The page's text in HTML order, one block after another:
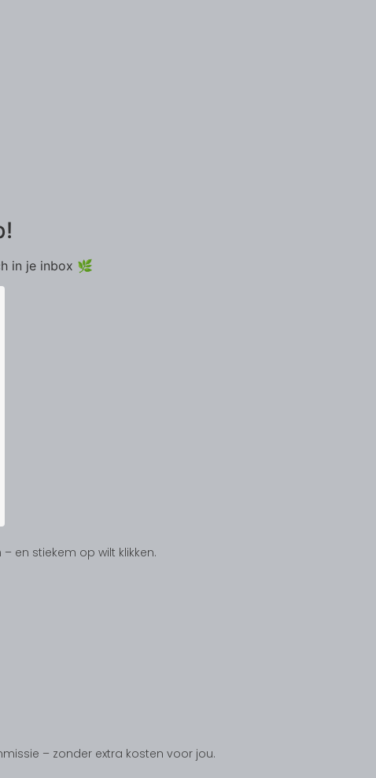
in je inbox 🌿
en stiekem op wilt klikken.
– zonder extra kosten voor jou.